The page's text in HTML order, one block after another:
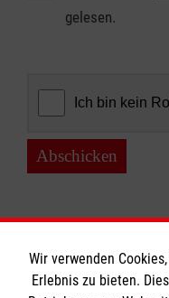
gelesen.
Abschicken
Wir verwenden
Erlebnis zu bieten.